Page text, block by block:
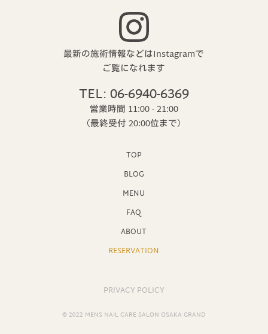
最新の施術情報などはInstagramで
ご覧になれます
TEL: 06-6940-6369
営業時間 11:00 - 21:00
（最終受付 20:00位まで）
TOP
BLOG
MENU
FAQ
ABOUT
RESERVATION
PRIVACY POLICY
© 2022 MENS NAIL CARE SALON OSAKA GRAND